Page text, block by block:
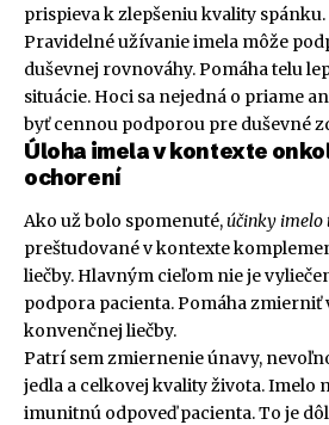
prispieva k zlepšeniu kvality spánku.
Pravidelné užívanie imela môže
duševnej rovnováhy. Pomáha telu
situácie. Hoci sa nejedná o priame
byť cennou podporou pre duševné
Úloha imela v kontexte
ochorení
Ako už bolo spomenuté,účinky imelo
preštudované v kontexte
liečby. Hlavným cieľom nie je
podpora pacienta. Pomáha zmierniť
konvenčnej liečby.
Patrí sem zmiernenie únavy,
jedla a celkovej kvality života. Imelo
imunitnú odpoveď pacienta. To je